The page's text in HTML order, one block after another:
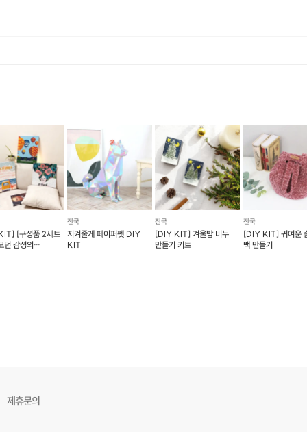
[구성품 2세트
던 감성의
전국
지켜줄게 페이퍼펫 DIY
KIT
전국
[DIY KIT] 겨울밤 비누
만들기 키트
전국
[DIY KIT] 귀여운
백 만들기
제휴문의